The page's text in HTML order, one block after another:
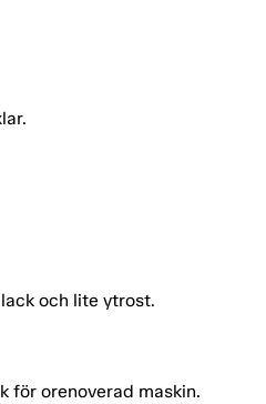
och lite ytrost.
för orenoverad maskin.